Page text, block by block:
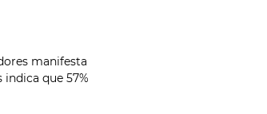
manifesta
que 57%